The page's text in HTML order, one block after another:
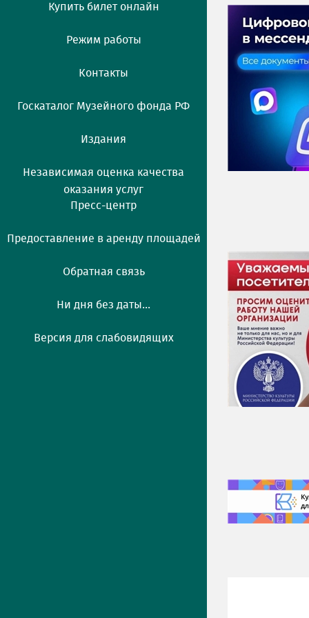
Купить билет онлайн
Режим работы
Контакты
Госкаталог Музейного фонда РФ
Издания
Независимая оценка качества
оказания услуг
Пресс-центр
Предоставление в аренду площадей
Обратная связь
Ни дня без даты...
Версия для слабовидящих